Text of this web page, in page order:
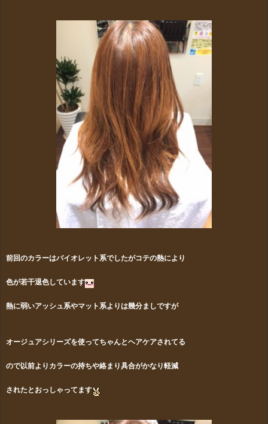
前回のカラーはバイオレット系でしたがコテの熱により
色が若干退色しています
熱に弱いアッシュ系やマット系よりは幾分ましですが
オージュアシリーズを使ってちゃんとヘアケアされてる
ので以前よりカラーの持ちや絡まり具合がかなり軽減
されたとおっしゃってます